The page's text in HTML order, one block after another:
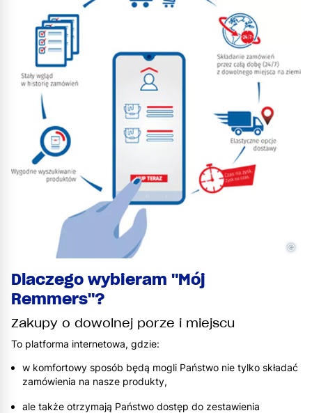
Dlaczego wybieram "Mój
Remmers"?
Zakupy o dowolnej porze i miejscu
To platforma internetowa, gdzie:
w komfortowy sposób będą mogli Państwo nie tylko składać
zamówienia na nasze produkty,
ale także otrzymają Państwo dostęp do zestawienia
©